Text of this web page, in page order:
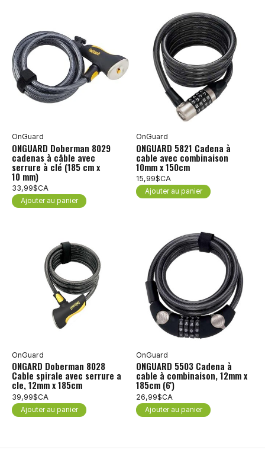
OnGuard
ONGUARD Doberman 8029
cadenas à câble avec
serrure à clé (185 cm x
10 mm)
33,99$CA
Ajouter au panier
OnGuard
ONGUARD 5821 Cadena à
cable avec combinaison
10mm x 150cm
15,99$CA
Ajouter au panier
OnGuard
ONGARD Doberman 8028
Cable spirale avec serrure a
cle, 12mm x 185cm
39,99$CA
Ajouter au panier
OnGuard
ONGUARD 5503 Cadena à
cable à combinaison, 12mm x
185cm (6')
26,99$CA
Ajouter au panier